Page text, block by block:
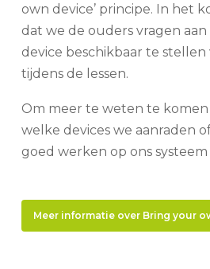
own device’ principe. In het
dat we de ouders vragen
device beschikbaar te
tijdens de lessen.
Om meer te weten te
welke devices we aanraden
goed werken op ons
Meer informatie over Bring your